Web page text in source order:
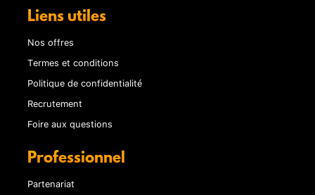
Liens utiles
Nos offres
Termes et conditions
Politique de confidentialité
Recrutement
Foire aux questions
Professionnel
Partenariat